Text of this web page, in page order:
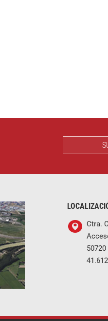
Ctra.